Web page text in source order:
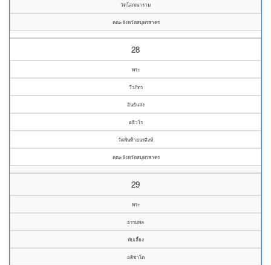
วัดโสภณาราม
คณะจังหวัดสมุทรสาคร
28
พระ
วีรภัทร
อินธิแสง
อธิวโร
วัดพันท้ายนรสิงห์
คณะจังหวัดสมุทรสาคร
29
พระ
ธรรมพล
ทับเลี้ยง
อติชาโต